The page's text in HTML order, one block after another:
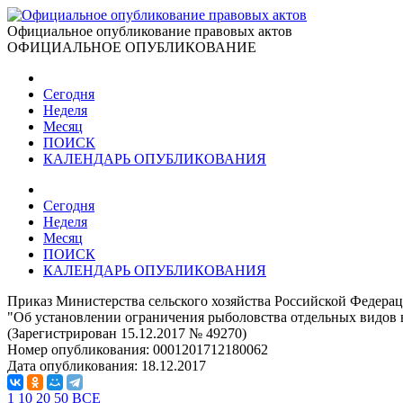
Официальное опубликование правовых актов
ОФИЦИАЛЬНОЕ ОПУБЛИКОВАНИЕ
Сегодня
Неделя
Месяц
ПОИСК
КАЛЕНДАРЬ ОПУБЛИКОВАНИЯ
Сегодня
Неделя
Месяц
ПОИСК
КАЛЕНДАРЬ ОПУБЛИКОВАНИЯ
Приказ Министерства сельского хозяйства Российской
"Об установлении ограничения рыболовства отдельных
(Зарегистрирован 15.12.2017 № 49270)
Номер опубликования: 0001201712180062
Дата опубликования: 18.12.2017
1 10 20 50 ВСЕ